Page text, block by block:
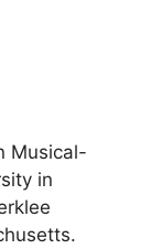
Musical-
in